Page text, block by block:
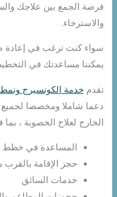
فرصة الجمع بين علاجك
والاسترخاء.
سواء كنت ترغب في إعادة
يمكننا مساعدتك في
تقدمخدمة الكونسيرج ونمط
دعما شاملا ومخصصا
الخارج لعلاج الخصوبة ،
المساعدة في خطط
حجز الإقامة بالقرب
خدمات السائق